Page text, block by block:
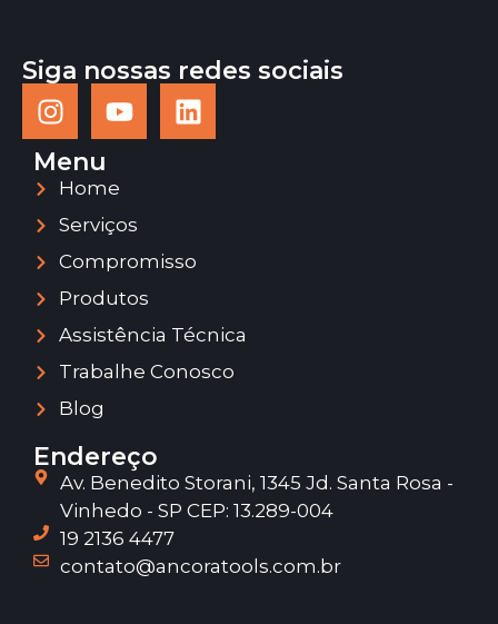
Siga nossas redes sociais
Menu
Home
Serviços
Compromisso
Produtos
Assistência Técnica
Trabalhe Conosco
Blog
Endereço
Av. Benedito Storani, 1345 Jd. Santa Rosa -
Vinhedo - SP CEP: 13.289-004
19 2136 4477
contato@ancoratools.com.br